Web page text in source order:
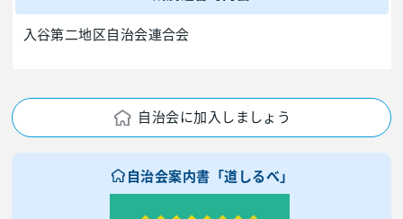
入谷第二地区自治会連合会
自治会に加入しましょう
自治会案内書「道しるべ」